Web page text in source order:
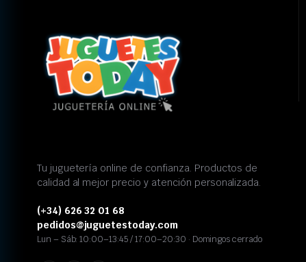
Tu juguetería online de confianza. Productos de
calidad al mejor precio y atención personalizada.
(+34) 626 32 01 68
pedidos@juguetestoday.com
Lun – Sáb: 10:00–13:45 / 17:00–20:30 · Domingos cerrado